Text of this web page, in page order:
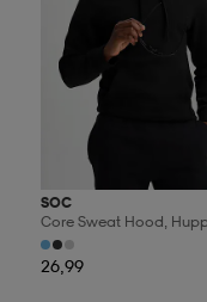
SOC
Core Sweat Hood,
Miesten
26,99